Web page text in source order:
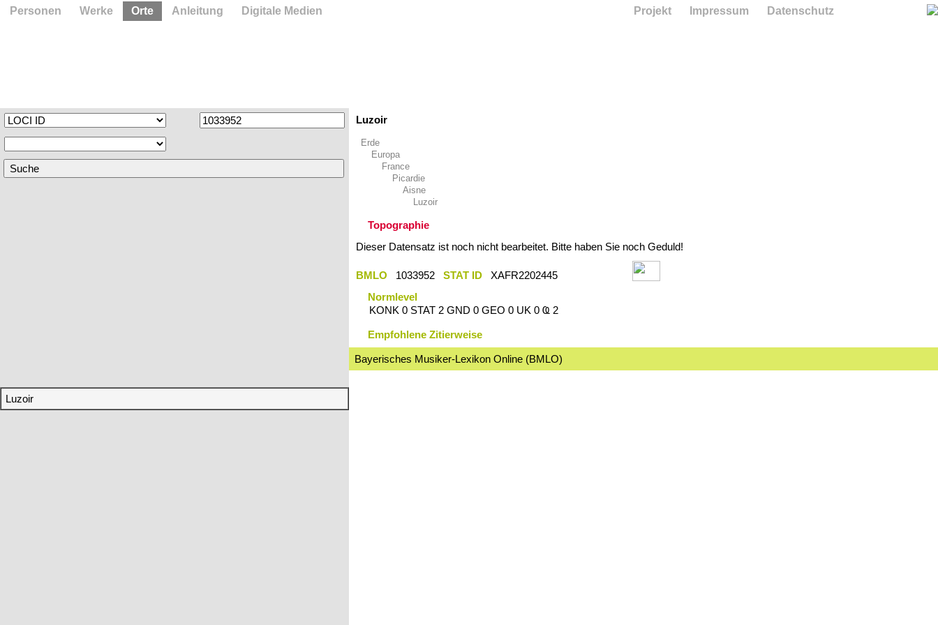
Luzoir
Luzoir
Erde
Europa
France
Picardie
Aisne
Luzoir
Topographie
Dieser Datensatz ist noch nicht bearbeitet. Bitte haben Sie noch Geduld!
BMLO 1033952 STAT ID
XAFR2202445
Normlevel
KONK 0 STAT 2 GND 0 GEO 0 UK 0 Ҩ 2
Empfohlene Zitierweise
Bayerisches Musiker-Lexikon Online (BMLO)
Personen Werke Orte Anleitung Digitale Medien Projekt Impressum Datenschutz